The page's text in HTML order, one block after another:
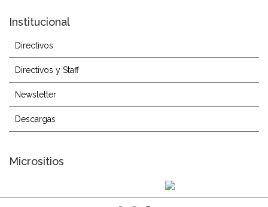
Institucional
Directivos
Directivos y Staff
Newsletter
Descargas
Micrositios